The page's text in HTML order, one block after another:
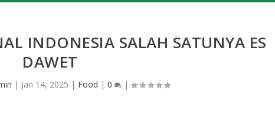
INDONESIA SALAH SATUNYA ES
DAWET
| Jan 14, 2025 | Food | 0 |